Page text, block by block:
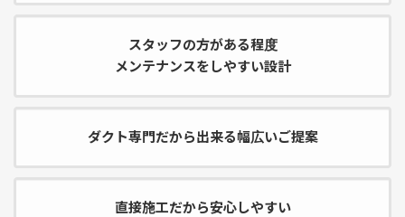
スタッフの方がある程度
メンテナンスをしやすい設計
ダクト専門だから出来る幅広いご提案
直接施工だから安心しやすい